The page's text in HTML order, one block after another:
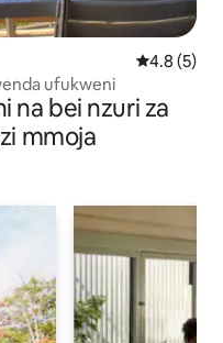
Ukadiriaji
4.8 (5)
ufukweni
na bei nzuri za
mmoja